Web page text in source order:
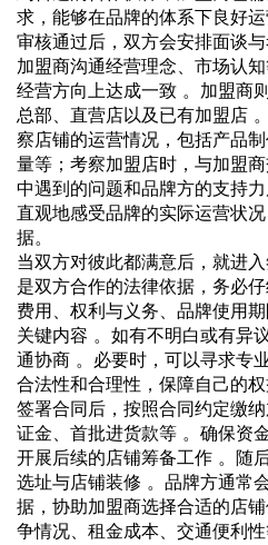
求，能够在品牌的体系下良好运
审核通过后，双方会安排面谈
加盟商沟通经营理念、市场认
经营方向上达成一致 。加盟商
总部、直营店以及已有加盟店
察店铺的运营情况，包括产品
量等；考察加盟店时，与加盟
中遇到的问题和品牌方的支持
直观地感受品牌的实际运营状
据。
当双方对彼此都满意后，就进
是双方合作的法律依据，务必
费用、权利与义务、品牌使用
关键内容 。如有不明白或有异
通协商 。必要时，可以寻求专
合法性和合理性，保障自己的权
签署合同后，按照合同约定缴
证金、首批进货款等 。确保资
开展后续的店铺筹备工作 。随
选址与店铺装修 。品牌方通常
据，协助加盟商选择合适的店
争情况、租金成本、交通便利